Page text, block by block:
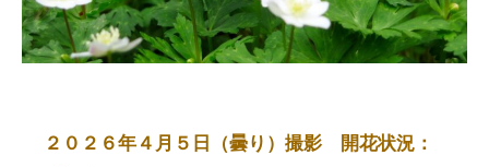
２０２６年４月５日（曇り）撮影 開花状況：